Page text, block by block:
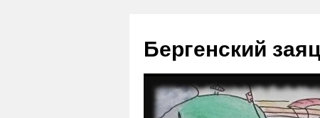
содержимому
Бергенский заяц